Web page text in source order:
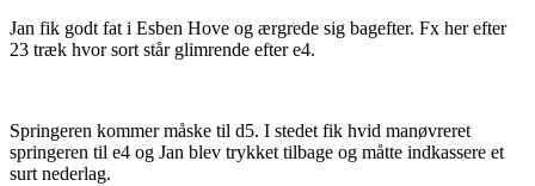
Jan fik godt fat i Esben Hove og ærgrede sig bagefter. Fx her efter
23 træk hvor sort står glimrende efter e4.
Springeren kommer måske til d5. I stedet fik hvid manøvreret
springeren til e4 og Jan blev trykket tilbage og måtte indkassere et
surt nederlag.